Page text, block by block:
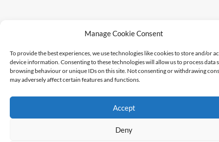
Manage Cookie Consent
To provide the best experiences, we use technologies like cookies to store and/or
device information. Consenting to these technologies will allow us to process data
browsing behaviour or unique IDs on this site. Not consenting or withdrawing
may adversely affect certain features and functions.
Accept
Deny